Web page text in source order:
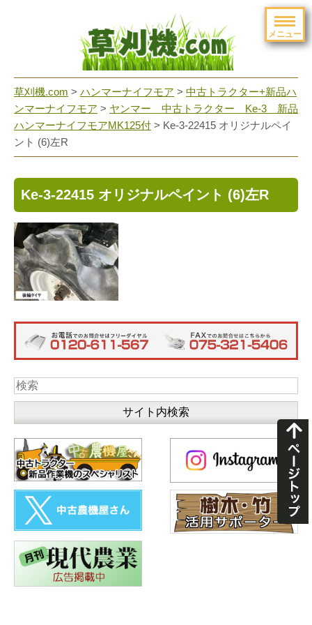
メニュー
草刈機.com > ハンマーナイフモア > 中古トラクター+新品ハ
ンマーナイフモア > ヤンマー 中古トラクター Ke-3 新品
ハンマーナイフモアMK125付 > Ke-3-22415 オリジナルペイ
ント (6)左R
Ke-3-22415 オリジナルペイント (6)左R